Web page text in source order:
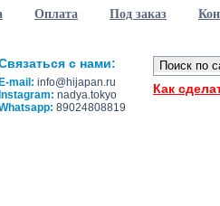
Оплата Под заказ
Как
с нами:
E-mail: info@hijapan.ru
Instagram: nadya.tokyo
89024808819